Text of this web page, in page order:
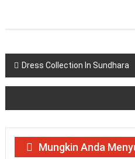
Navigasi
pos
Dress Collection In Sundhara
Mungkin Anda